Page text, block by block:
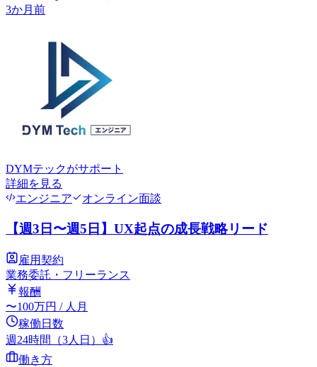
3か月前
DYMテックがサポート
詳細を見る
エンジニア
オンライン面談
【週3日〜週5日】UX起点の成長戦略リード
雇用契約
業務委託・フリーランス
報酬
〜100万円 / 人月
稼働日数
週24時間（3人日） 👍
働き方